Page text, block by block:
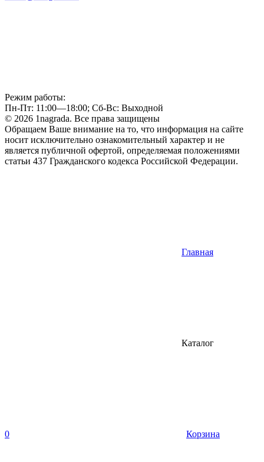
Режим работы:
Пн-Пт: 11:00—18:00; Сб-Вс: Выходной
© 2026 1nagrada. Все права защищены
Обращаем Ваше внимание на то, что информация на сайте
носит исключительно ознакомительный характер и не
является публичной офертой, определяемая положениями
статьи 437 Гражданского кодекса Российской Федерации.
Главная
Каталог
0 Корзина